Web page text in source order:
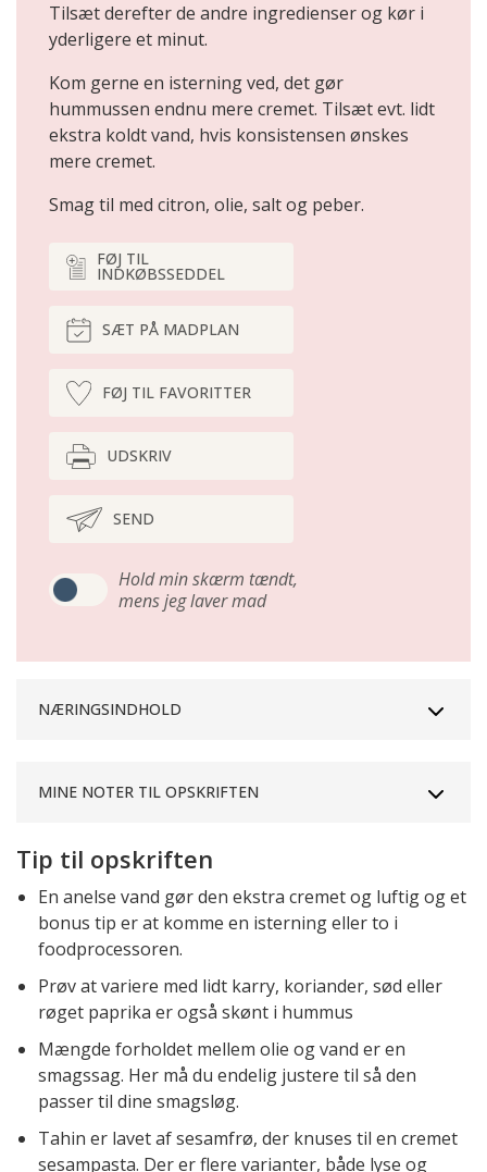
Tilsæt derefter de andre ingredienser og kør i
yderligere et minut.
Kom gerne en isterning ved, det gør
hummussen endnu mere cremet. Tilsæt evt. lidt
ekstra koldt vand, hvis konsistensen ønskes
mere cremet.
Smag til med citron, olie, salt og peber.
FØJ TIL
INDKØBSSEDDEL
SÆT PÅ MADPLAN
FØJ TIL FAVORITTER
UDSKRIV
SEND
Hold min skærm tændt,
mens jeg laver mad
NÆRINGSINDHOLD
MINE NOTER TIL OPSKRIFTEN
Tip til opskriften
En anelse vand gør den ekstra cremet og luftig og et
bonus tip er at komme en isterning eller to i
foodprocessoren.
Prøv at variere med lidt karry, koriander, sød eller
røget paprika er også skønt i hummus
Mængde forholdet mellem olie og vand er en
smagssag. Her må du endelig justere til så den
passer til dine smagsløg.
Tahin er lavet af sesamfrø, der knuses til en cremet
sesampasta. Der er flere varianter, både lyse og